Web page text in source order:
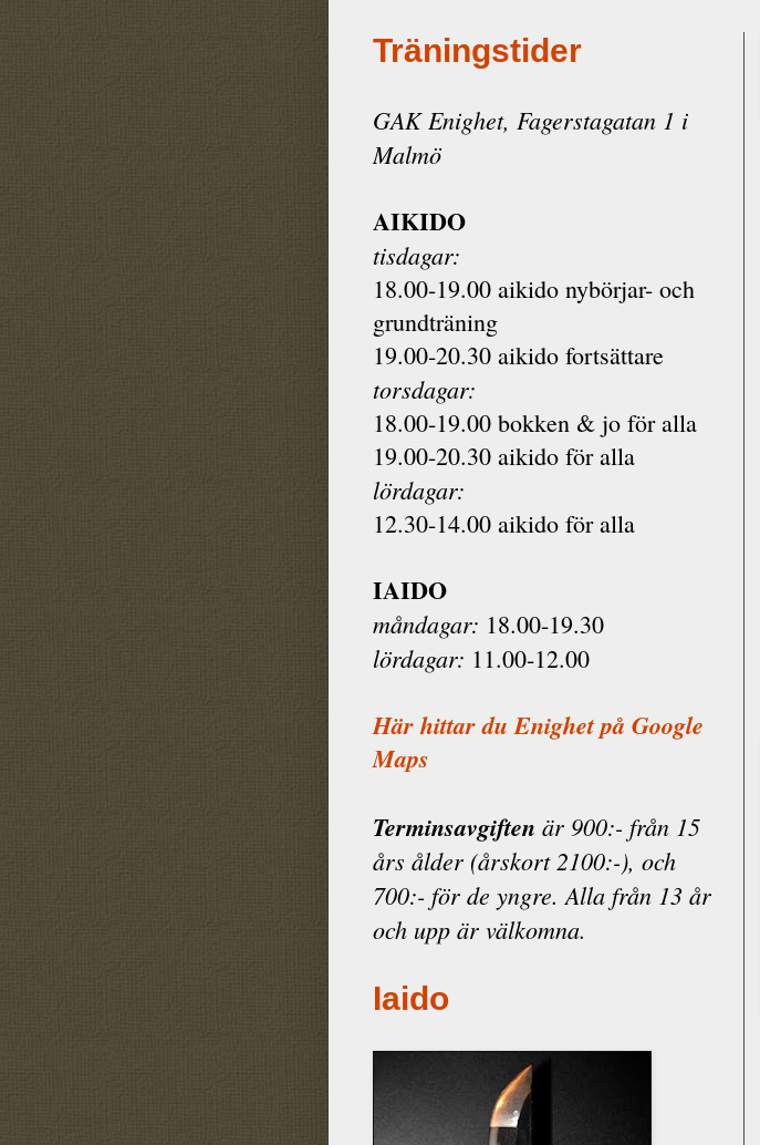
Träningstider
GAK Enighet, Fagerstagatan 1 i
Malmö
AIKIDO
tisdagar:
18.00-19.00 aikido nybörjar- och
grundträning
19.00-20.30 aikido fortsättare
torsdagar:
18.00-19.00 bokken & jo för alla
19.00-20.30 aikido för alla
lördagar:
12.30-14.00 aikido för alla
IAIDO
måndagar: 18.00-19.30
lördagar: 11.00-12.00
Här hittar du Enighet på Google
Maps
Terminsavgiften är 900:- från 15
års ålder (årskort 2100:-), och
700:- för de yngre. Alla från 13 år
och upp är välkomna.
Iaido